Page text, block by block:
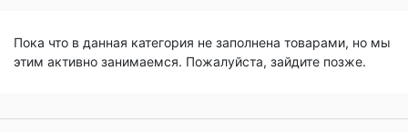
Пока что в данная категория не заполнена товарами, но мы
этим активно занимаемся. Пожалуйста, зайдите позже.